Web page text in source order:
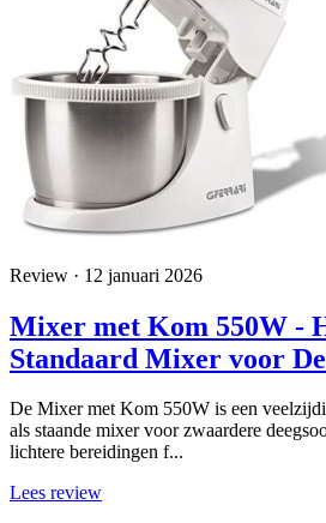
Review · 12 januari 2026
Mixer met Kom 550W -
Standaard Mixer voor
De Mixer met Kom 550W is een
als staande mixer voor zwaardere
lichtere bereidingen f...
Lees review